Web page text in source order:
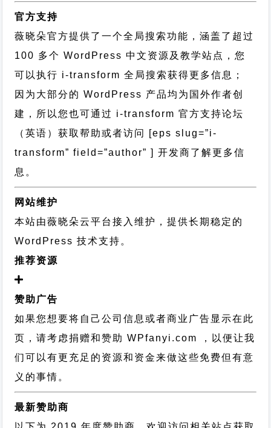
官方支持
薇晓朵官方提供了一个全局搜索功能，涵盖了超过
100 多个 WordPress 中文资源及教学站点，您
可以执行 i-transform 全局搜索获得更多信息；
因为大部分的 WordPress 产品均为国外作者创
建，所以您也可通过 i-transform 官方支持论坛
（英语）获取帮助或者访问 [eps slug=”i-
transform” field=”author” ] 开发商了解更多信
息。
网站维护
本站由薇晓朵云平台接入维护，提供长期稳定的
WordPress 技术支持 。
推荐资源
赞助广告
如果您想要将自己公司信息或者商业广告显示在此
页，请考虑捐赠和赞助 WPfanyi.com ，以便让我
们可以有更充足的资源和资金来做这些免费但有意
义的事情。
最新赞助商